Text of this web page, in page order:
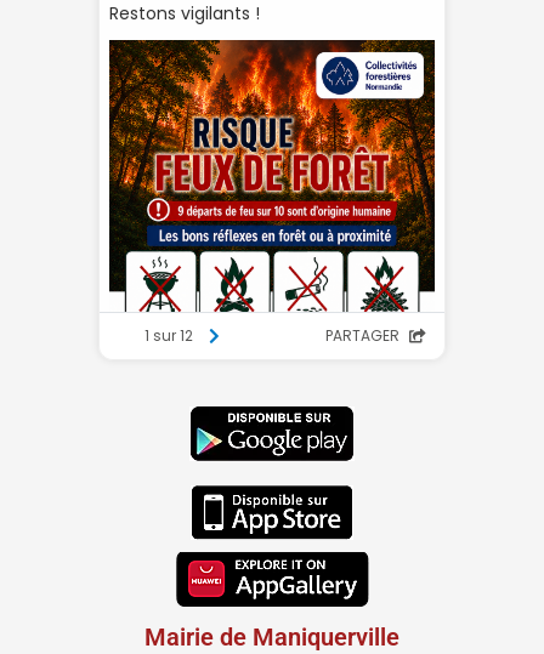
Mairie de Maniquerville